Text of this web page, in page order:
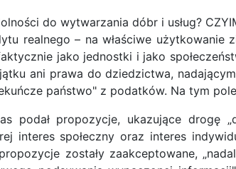
do wytwarzania dóbr i usług?
realnego – na właściwe użytkowanie
jako jednostki i jako
ani prawa do dziedzictwa,
państwo" z podatków. Na tym
podał propozycje, ukazujące drogę
interes społeczny oraz interes
zostały zaakceptowane,